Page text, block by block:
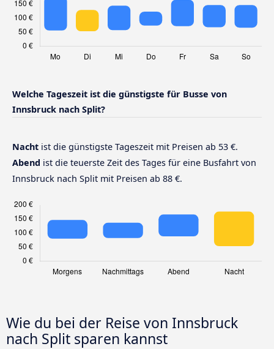
Welche Tageszeit ist die günstigste für Busse von
Innsbruck nach Split?
Nacht ist die günstigste Tageszeit mit Preisen ab 53 €.
Abend ist die teuerste Zeit des Tages für eine Busfahrt von
Innsbruck nach Split mit Preisen ab 88 €.
Wie du bei der Reise von Innsbruck
nach Split sparen kannst